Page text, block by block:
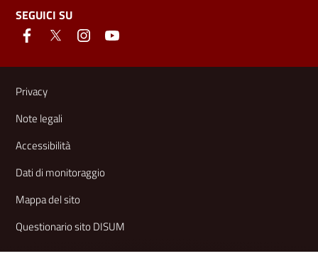
SEGUICI SU
Link e informazioni utili
Privacy
Note legali
Accessibilità
Dati di monitoraggio
Mappa del sito
Questionario sito DISUM